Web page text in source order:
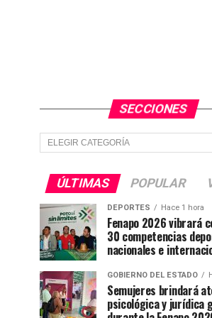
SECCIONES
Secciones
ÚLTIMAS POPULAR
DEPORTES Hace 1 hora
Fenapo 2026 vibrará
30 competencias
nacionales e
GOBIERNO DEL ESTADO
Semujeres brindará
psicológica y jurídica